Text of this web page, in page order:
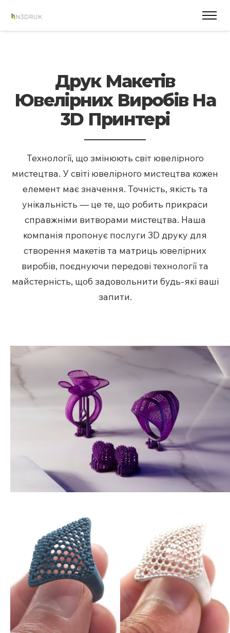
Друк Макетів
Ювелірних Виробів На
3D Принтері
Технології, що змінюють світ ювелірного
мистецтва. У світі ювелірного мистецтва кожен
елемент має значення. Точність, якість та
унікальність — це те, що робить прикраси
справжніми витворами мистецтва. Наша
компанія пропонує послуги 3D друку для
створення макетів та матриць ювелірних
виробів, поєднуючи передові технології та
майстерність, щоб задовольнити будь-які ваші
запити.